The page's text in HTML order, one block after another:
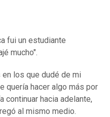
fui un estudiante
mucho".
los que dudé de mi
quería hacer algo más por
continuar hacia adelante,
al mismo medio.